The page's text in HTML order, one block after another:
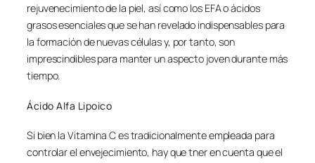
rejuvenecimiento de la piel, así como los EFA o ácidos
grasos esenciales que se han revelado indispensables para
la formación de nuevas células y, por tanto, son
imprescindibles para manter un aspecto joven durante más
tiempo.
Ácido Alfa Lipoico
Si bien la Vitamina C es tradicionalmente empleada para
controlar el envejecimiento, hay que tner en cuenta que el